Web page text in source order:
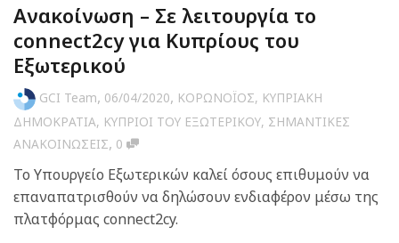
Ανακοίνωση – Σε λειτουργία το
connect2cy για Κυπρίους του
Εξωτερικού
GCI Team, 06/04/2020, ΚΟΡΩΝΟΪΟΣ, ΚΥΠΡΙΑΚΗ
ΔΗΜΟΚΡΑΤΙΑ, ΚΥΠΡΙΟΙ ΤΟΥ ΕΞΩΤΕΡΙΚΟΥ, ΣΗΜΑΝΤΙΚΕΣ
ΑΝΑΚΟΙΝΩΣΕΙΣ, 0
Το Υπουργείο Εξωτερικών καλεί όσους επιθυμούν να
επαναπατρισθούν να δηλώσουν ενδιαφέρον μέσω της
πλατφόρμας connect2cy.